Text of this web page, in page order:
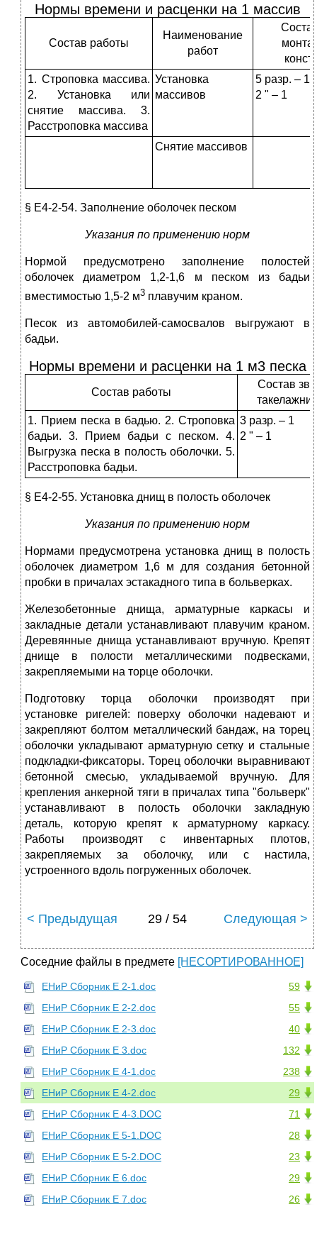
Нормы времени и расценки на 1 массив
Состав работы
Наименование
работ
1. Строповка массива.
2. Установка или
снятие массива. 3.
Расстроповка массива
Установка
массивов
5 разр. – 1
2 " – 1
Снятие массивов
§ Е4-2-54. Заполнение оболочек песком
Указания по применению норм
Нормой предусмотрено заполнение полостей
оболочек диаметром 1,2-1,6 м песком из бадьи
вместимостью 1,5-2 м3 плавучим краном.
Песок из автомобилей-самосвалов выгружают в
бадьи.
Нормы времени и расценки на 1 м3 песка
Состав работы
Состав
1. Прием песка в бадью. 2. Строповка
бадьи. 3. Прием бадьи с песком. 4.
Выгрузка песка в полость оболочки. 5.
Расстроповка бадьи.
3 разр. – 1
2 " – 1
§ Е4-2-55. Установка днищ в полость оболочек
Указания по применению норм
Нормами предусмотрена установка днищ в полость
оболочек диаметром 1,6 м для создания бетонной
пробки в причалах эстакадного типа в больверках.
Железобетонные днища, арматурные каркасы и
закладные детали устанавливают плавучим краном.
Деревянные днища устанавливают вручную. Крепят
днище в полости металлическими подвесками,
закрепляемыми на торце оболочки.
Подготовку торца оболочки производят при
установке ригелей: поверху оболочки надевают и
закрепляют болтом металлический бандаж, на торец
оболочки укладывают арматурную сетку и стальные
подкладки-фиксаторы. Торец оболочки выравнивают
бетонной смесью, укладываемой вручную. Для
крепления анкерной тяги в причалах типа "больверк"
устанавливают в полость оболочки закладную
деталь, которую крепят к арматурному каркасу.
Работы производят с инвентарных плотов,
закрепляемых за оболочку, или с настила,
устроенного вдоль погруженных оболочек.
< Предыдущая 29 / 54 Следующая >
Соседние файлы в предмете [НЕСОРТИРОВАННОЕ]
59
ЕНиР Сборник Е 2-1.doc
55
ЕНиР Сборник Е 2-2.doc
40
ЕНиР Сборник Е 2-3.doc
132
ЕНиР Сборник Е 3.doc
238
ЕНиР Сборник Е 4-1.doc
29
ЕНиР Сборник Е 4-2.doc
71
ЕНиР Сборник Е 4-3.DOC
28
ЕНиР Сборник Е 5-1.DOC
23
ЕНиР Сборник Е 5-2.DOC
29
ЕНиР Сборник Е 6.doc
26
ЕНиР Сборник Е 7.doc